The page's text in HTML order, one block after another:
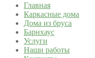
Главная
Каркасные дома
Дома из бруса
Барнхаус
Услуги
Наши работы